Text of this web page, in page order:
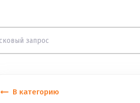
В категорию